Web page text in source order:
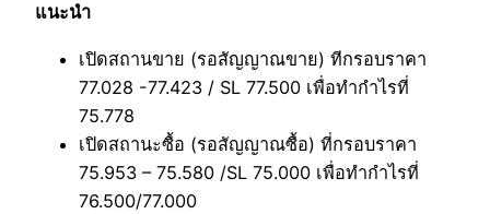
แนะนำ
เปิดสถานขาย (รอสัญญาณขาย) ทีกรอบราคา
77.028 -77.423 / SL 77.500 เพื่อทำกำไรที่
75.778
เปิดสถานะซื้อ (รอสัญญาณซื้อ) ที่กรอบราคา
75.953 – 75.580 /SL 75.000 เพื่อทำกำไรที่
76.500/77.000